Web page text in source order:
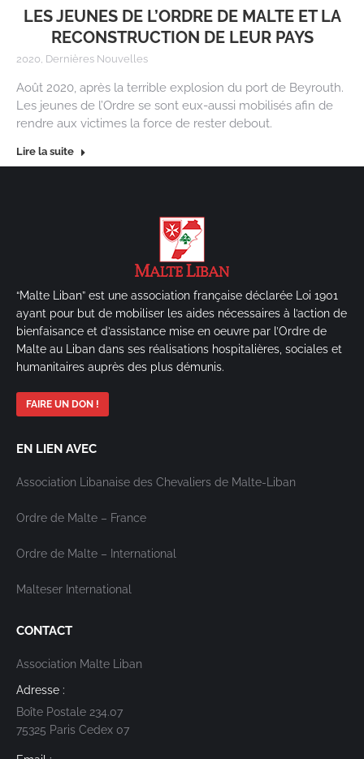
LES JEUNES DE L’ORDRE DE MALTE ET LA
RECONSTRUCTION DE LEUR PAYS
2020, Dernières Nouvelles
Août 2020, après la terrible explosion du port de Beyrouth.
Les jeunes de l’Ordre se sont eux-aussi mobilisés afin de
rendre aux victimes la force de rester debout.
Lire la suite
“Malte Liban” est une association française déclarée Loi 1901
ayant pour but de mobiliser les aides nécessaires à l’action de
bienfaisance et d’assistance mise en oeuvre par l’Ordre de
Malte au Liban dans ses réalisations hospitalières, sociales et
humanitaires auprès des plus démunis.
FAIRE UN DON !
EN LIEN AVEC
Association Libanaise des Chevaliers de Malte-Liban
Ordre de Malte – France
Ordre de Malte – International
Malteser International
CONTACT
Association Malte Liban
Adresse :
Boîte Postale 234.07
75325 Paris Cedex 07